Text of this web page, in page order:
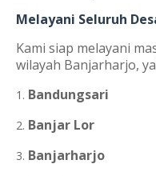
Melayani Seluruh
Kami siap melayani
wilayah Banjarharjo,
Bandungsari
Banjar Lor
Banjarharjo